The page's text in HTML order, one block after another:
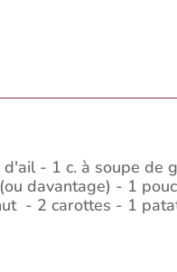
- 1 c. à soupe de
davantage) - 1
- 2 carottes - 1